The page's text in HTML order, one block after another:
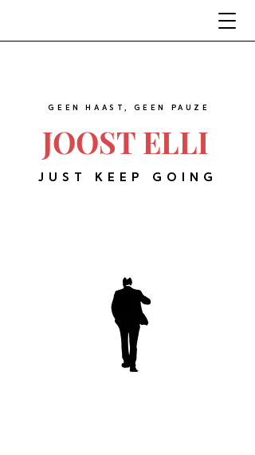
JOOST ELLI
GEEN HAAST, GEEN PAUZE
JUST KEEP GOING